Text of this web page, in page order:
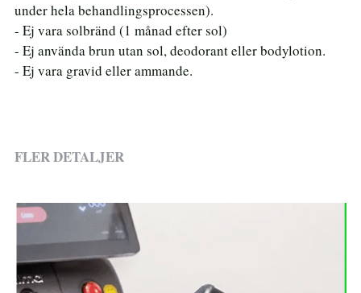
under hela behandlingsprocessen).
- Ej vara solbränd (1 månad efter sol)
- Ej använda brun utan sol, deodorant eller bodylotion.
- Ej vara gravid eller ammande.
FLER DETALJER